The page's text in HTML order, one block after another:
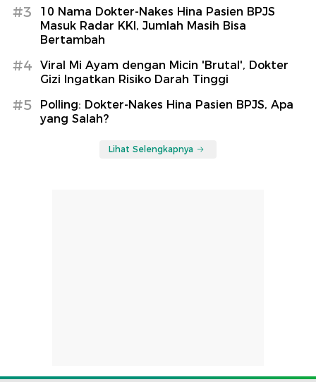
#3
10 Nama Dokter-Nakes Hina Pasien BPJS
Masuk Radar KKI, Jumlah Masih Bisa
Bertambah
#4
Viral Mi Ayam dengan Micin 'Brutal', Dokter
Gizi Ingatkan Risiko Darah Tinggi
#5
Polling: Dokter-Nakes Hina Pasien BPJS, Apa
yang Salah?
Lihat Selengkapnya